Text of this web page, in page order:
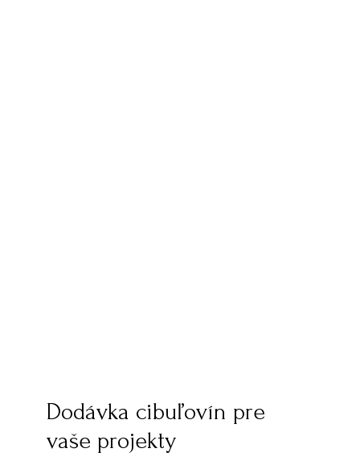
Dodávka cibuľovín pre
vaše projekty